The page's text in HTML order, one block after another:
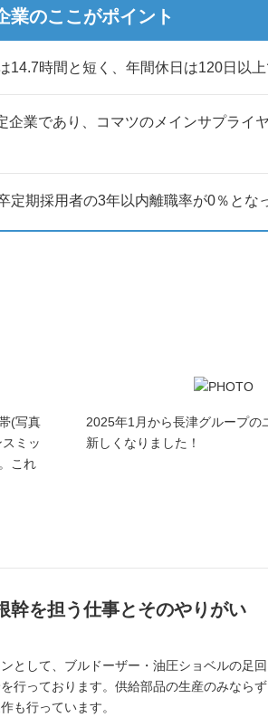
いただきました！】
業のここがポイント
14.7時間と短く、年間休日は120日以
企業であり、コマツのメインサプライ
定期採用者の3年以内離職率が0％とな
(写真
ミッ
これ
2025年1月から長津グループの
新しくなりました！
幹を担う仕事とそのやりがい
として、ブルドーザー・油圧ショベルの足
行っております。供給部品の生産のみなら
も行っています。